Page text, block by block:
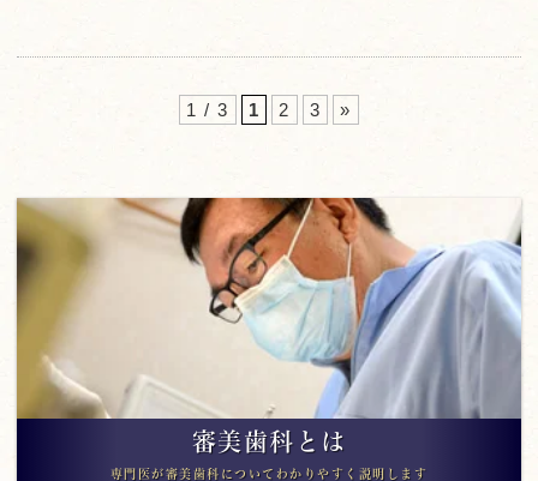
1 / 3 1 2 3 »
審美歯科とは
専門医が審美歯科についてわかりやすく説明します